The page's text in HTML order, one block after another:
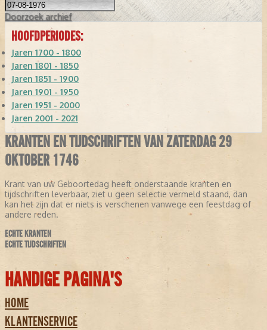
Doorzoek archief
HOOFDPERIODES:
Jaren 1700 - 1800
Jaren 1801 - 1850
Jaren 1851 - 1900
Jaren 1901 - 1950
Jaren 1951 - 2000
Jaren 2001 - 2021
KRANTEN EN TIJDSCHRIFTEN VAN ZATERDAG 29
OKTOBER 1746
Krant van uw Geboortedag heeft onderstaande kranten en
tijdschriften leverbaar, ziet u geen selectie vermeld staand, dan
kan het zijn dat er niets is verschenen vanwege een feestdag of
andere reden.
ECHTE KRANTEN
ECHTE TIJDSCHRIFTEN
HANDIGE PAGINA'S
HOME
KLANTENSERVICE